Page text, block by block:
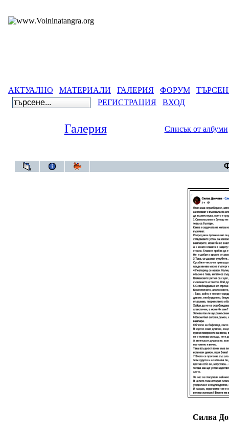
АКТУАЛНО МАТЕРИАЛИ ГАЛЕРИЯ ФОРУМ
РЕГИСТРАЦИЯ
ВХОД
Галерия Списък от албуми
Силва